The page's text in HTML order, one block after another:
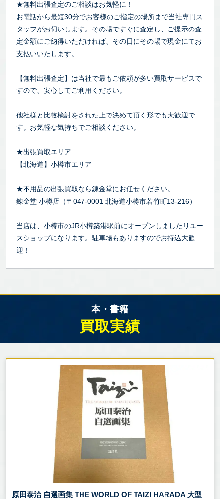
★無料出張査定のご相談はお気軽に！
お電話から最短30分でお客様のご指定の場所まで当社専門ス
タッフがお伺いします。その場ですぐに査定し、ご提示の査
定金額にご納得いただければ、その日にその場で現金にてお
支払いいたします。
【無料出張査定】は当社で最もご依頼が多い買取サービスで
すので、安心してご利用ください。
他社様と比較検討をされた上で決めて頂く形でも大歓迎で
す。お気軽な気持ちでご相談ください。
★出張買取エリア
【北海道】小樽市エリア
★不用品の出張買取なら錬金堂にお任せください。
錬金堂 小樽店（〒047-0001 北海道小樽市若竹町13-216）
当店は、小樽市のJR小樽築港駅前にオープンしましたリユー
スショップになります。駐車場もありますのでお持込大歓
迎！
本・書籍
買取実績
原田泰治 自選画集 THE WORLD OF TAIZI HARADA 大型